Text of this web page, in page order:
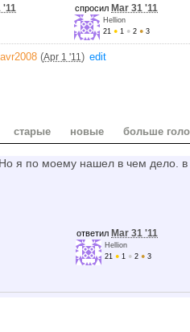
спросил Mar 31 '11
Hellion
21 ● 1 ● 2 ● 3
'11
(Apr 1 '11 ) edit
старые новые больше
Но я по моему нашел в чем дело. в
ответил Mar 31 '11
Hellion
21 ● 1 ● 2 ● 3